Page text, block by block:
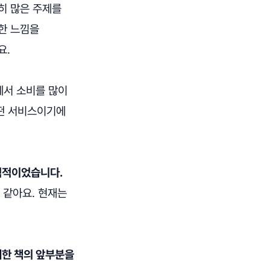
많은 주제를
느낌을
.
소비를 많이
서비스이기에
이었습니다.
아요. 현재는
책의 앞부분을